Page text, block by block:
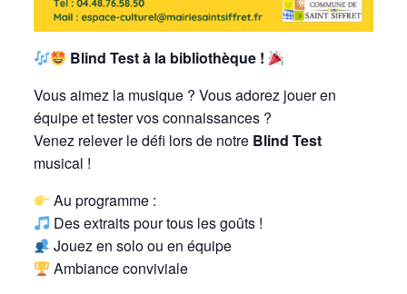
Blind Test à la bibliothèque !
Vous aimez la musique ? Vous adorez jouer en
équipe et tester vos connaissances ?
Venez relever le défi lors de notre Blind Test
musical !
Au programme :
Des extraits pour tous les goûts !
Jouez en solo ou en équipe
Ambiance conviviale